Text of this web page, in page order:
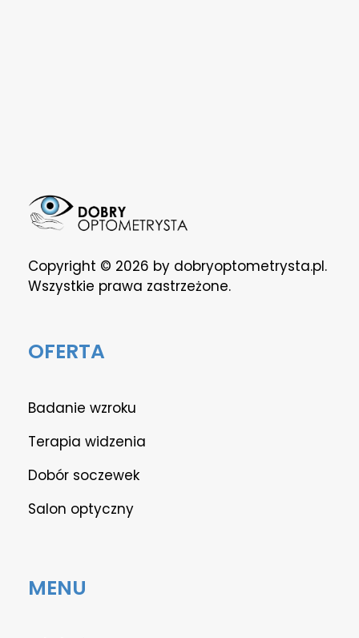
Copyright © 2026 by dobryoptometrysta.pl.
Wszystkie prawa zastrzeżone.
OFERTA
Badanie wzroku
Terapia widzenia
Dobór soczewek
Salon optyczny
MENU